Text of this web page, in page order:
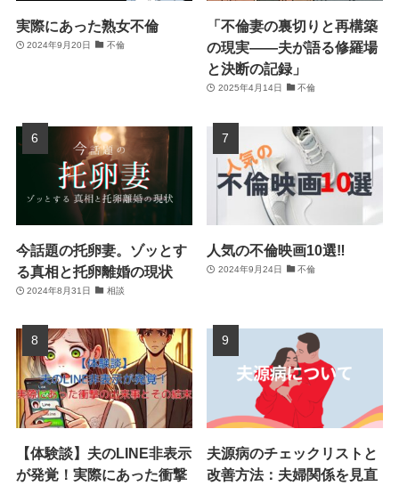
実際にあった熟女不倫
2024年9月20日 不倫
「不倫妻の裏切りと再構築
の現実――夫が語る修羅場
と決断の記録」
2025年4月14日 不倫
今話題の托卵妻。ゾッとす
る真相と托卵離婚の現状
2024年8月31日 相談
人気の不倫映画10選‼
2024年9月24日 不倫
【体験談】夫のLINE非表示
が発覚！実際にあった衝撃
夫源病のチェックリストと
改善方法：夫婦関係を見直